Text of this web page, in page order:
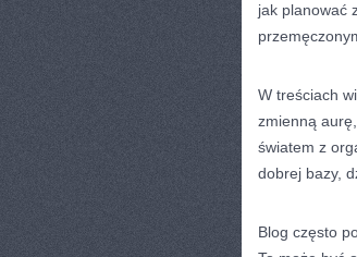
jak planować
W treściach
zmienną
światem z
dobrej bazy,
Blog często